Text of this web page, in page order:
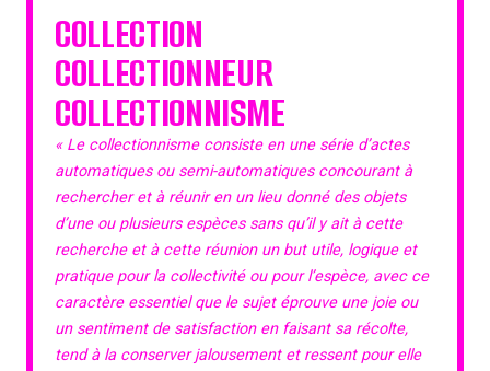
COLLECTION
COLLECTIONNEUR
COLLECTIONNISME
« Le collectionnisme consiste en une série d’actes
automatiques ou semi-automatiques concourant à
rechercher et à réunir en un lieu donné des objets
d’une ou plusieurs espèces sans qu’il y ait à cette
recherche et à cette réunion un but utile, logique et
pratique pour la collectivité ou pour l’espèce, avec ce
caractère essentiel que le sujet éprouve une joie ou
un sentiment de satisfaction en faisant sa récolte,
tend à la conserver jalousement et ressent pour elle